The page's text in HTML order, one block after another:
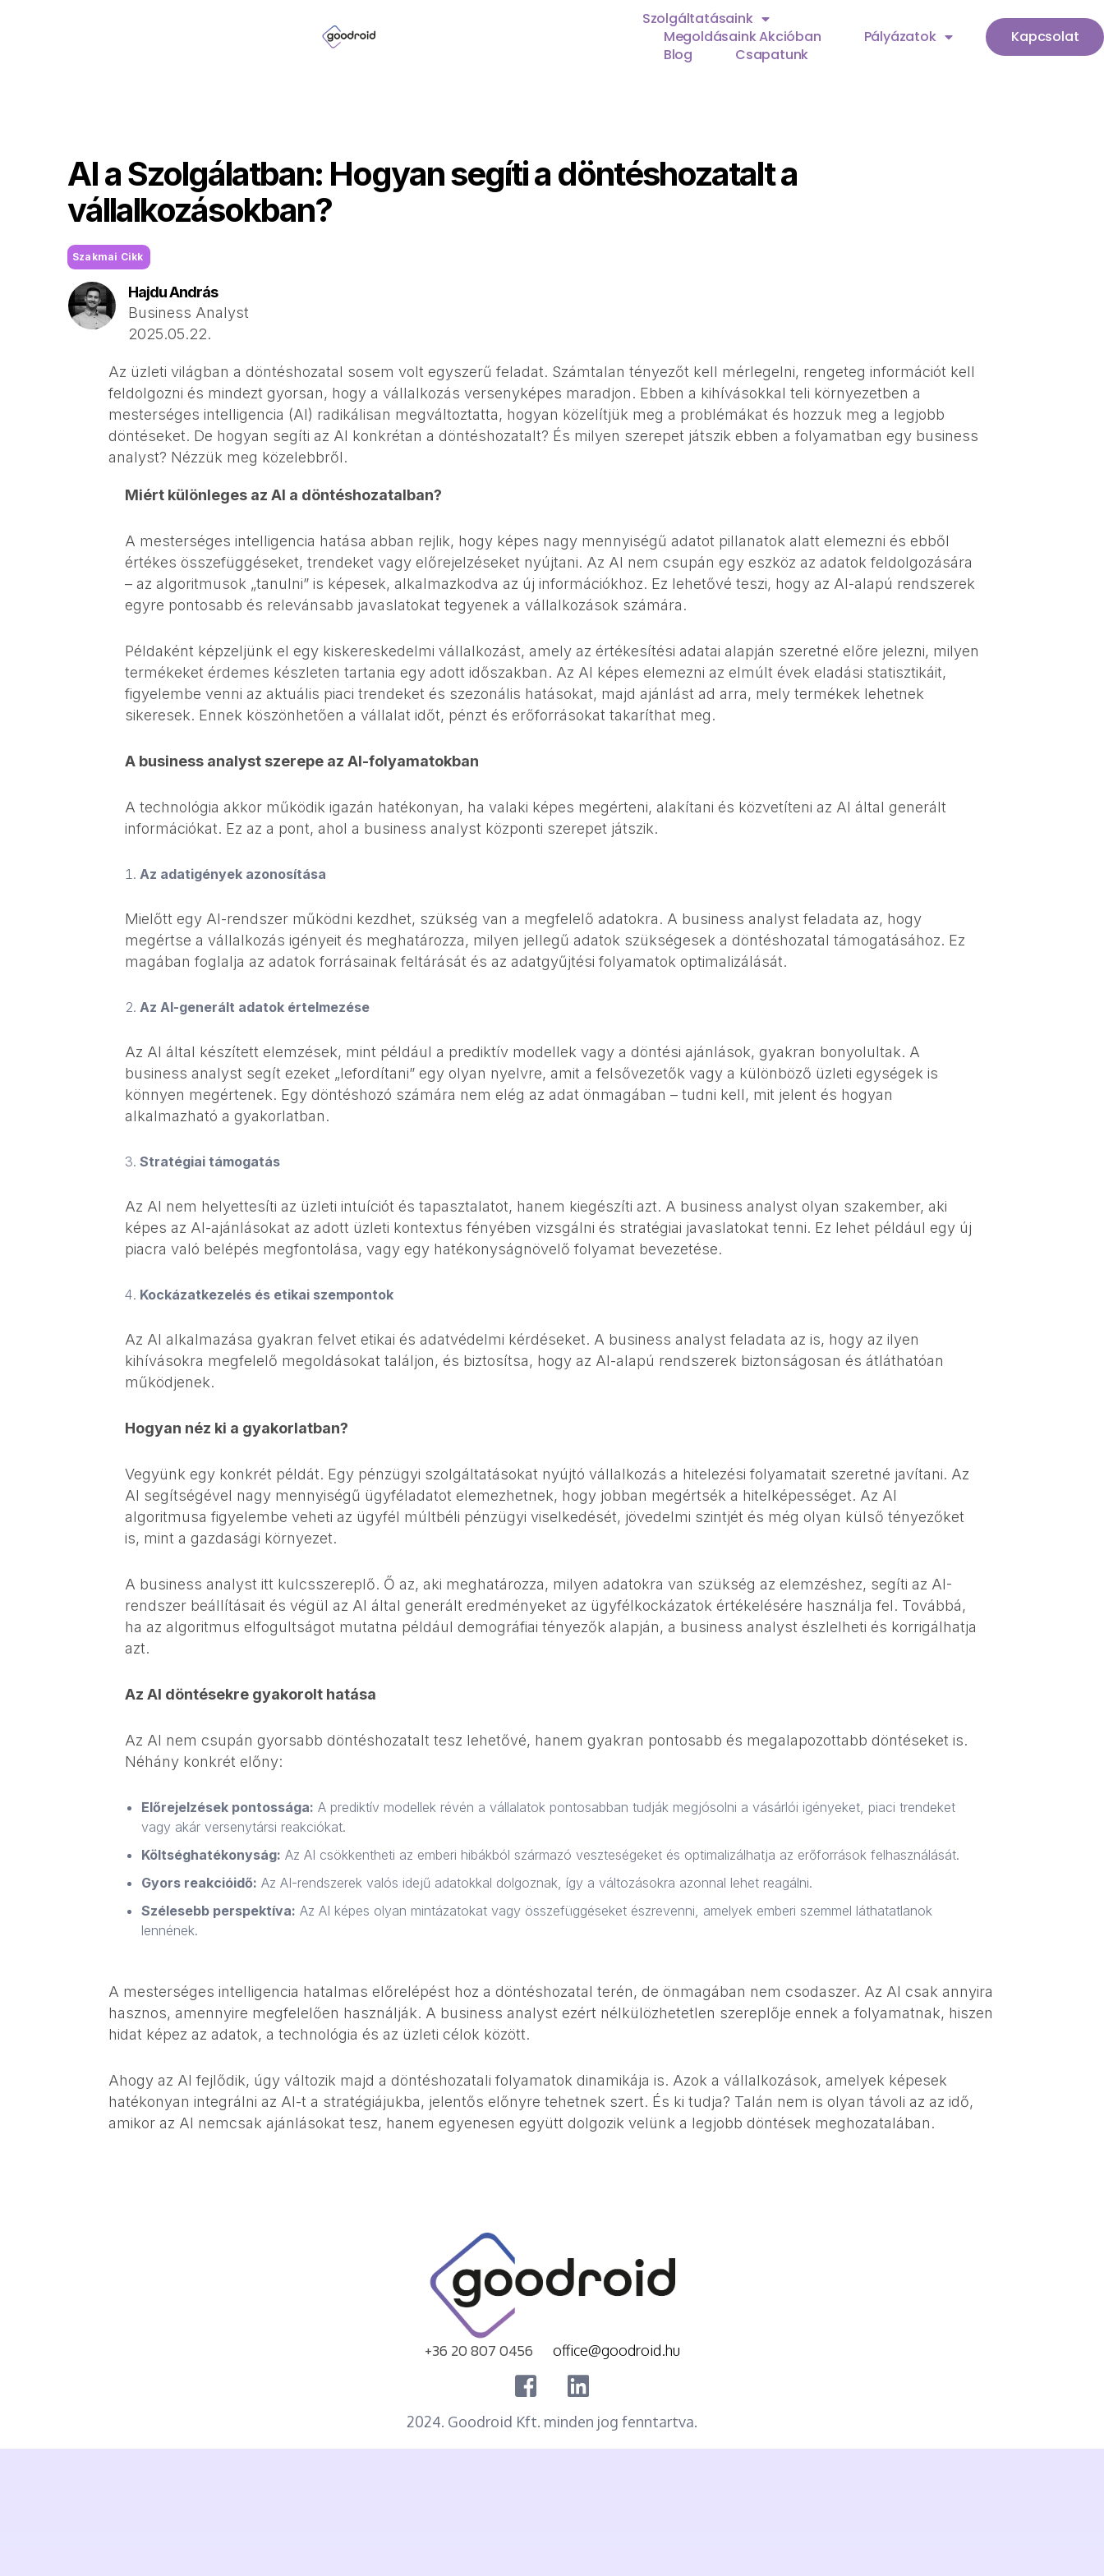
Szolgáltatásaink
Megoldásaink Akcióban
Pályázatok
Blog
Csapatunk
Kapcsolat
AI a Szolgálatban: Hogyan segíti a döntéshozatalt a
vállalkozásokban?
Szakmai Cikk
Hajdu András
Business Analyst
2025.05.22.
Az üzleti világban a döntéshozatal sosem volt egyszerű feladat. Számtalan tényezőt kell mérlegelni, rengeteg információt kell
feldolgozni és mindezt gyorsan, hogy a vállalkozás versenyképes maradjon. Ebben a kihívásokkal teli környezetben a
mesterséges intelligencia (AI) radikálisan megváltoztatta, hogyan közelítjük meg a problémákat és hozzuk meg a legjobb
döntéseket. De hogyan segíti az AI konkrétan a döntéshozatalt? És milyen szerepet játszik ebben a folyamatban egy business
analyst? Nézzük meg közelebbről.
Miért különleges az AI a döntéshozatalban?
A mesterséges intelligencia hatása abban rejlik, hogy képes nagy mennyiségű adatot pillanatok alatt elemezni és ebből
értékes összefüggéseket, trendeket vagy előrejelzéseket nyújtani. Az AI nem csupán egy eszköz az adatok feldolgozására
– az algoritmusok „tanulni” is képesek, alkalmazkodva az új információkhoz. Ez lehetővé teszi, hogy az AI-alapú rendszerek
egyre pontosabb és relevánsabb javaslatokat tegyenek a vállalkozások számára.
Példaként képzeljünk el egy kiskereskedelmi vállalkozást, amely az értékesítési adatai alapján szeretné előre jelezni, milyen
termékeket érdemes készleten tartania egy adott időszakban. Az AI képes elemezni az elmúlt évek eladási statisztikáit,
figyelembe venni az aktuális piaci trendeket és szezonális hatásokat, majd ajánlást ad arra, mely termékek lehetnek
sikeresek. Ennek köszönhetően a vállalat időt, pénzt és erőforrásokat takaríthat meg.
A business analyst szerepe az AI-folyamatokban
A technológia akkor működik igazán hatékonyan, ha valaki képes megérteni, alakítani és közvetíteni az AI által generált
információkat. Ez az a pont, ahol a business analyst központi szerepet játszik.
Az adatigények azonosítása
Mielőtt egy AI-rendszer működni kezdhet, szükség van a megfelelő adatokra. A business analyst feladata az, hogy
megértse a vállalkozás igényeit és meghatározza, milyen jellegű adatok szükségesek a döntéshozatal támogatásához. Ez
magában foglalja az adatok forrásainak feltárását és az adatgyűjtési folyamatok optimalizálását.
Az AI-generált adatok értelmezése
Az AI által készített elemzések, mint például a prediktív modellek vagy a döntési ajánlások, gyakran bonyolultak. A
business analyst segít ezeket „lefordítani” egy olyan nyelvre, amit a felsővezetők vagy a különböző üzleti egységek is
könnyen megértenek. Egy döntéshozó számára nem elég az adat önmagában – tudni kell, mit jelent és hogyan
alkalmazható a gyakorlatban.
Stratégiai támogatás
Az AI nem helyettesíti az üzleti intuíciót és tapasztalatot, hanem kiegészíti azt. A business analyst olyan szakember, aki
képes az AI-ajánlásokat az adott üzleti kontextus fényében vizsgálni és stratégiai javaslatokat tenni. Ez lehet például egy új
piacra való belépés megfontolása, vagy egy hatékonyságnövelő folyamat bevezetése.
Kockázatkezelés és etikai szempontok
Az AI alkalmazása gyakran felvet etikai és adatvédelmi kérdéseket. A business analyst feladata az is, hogy az ilyen
kihívásokra megfelelő megoldásokat találjon, és biztosítsa, hogy az AI-alapú rendszerek biztonságosan és átláthatóan
működjenek.
Hogyan néz ki a gyakorlatban?
Vegyünk egy konkrét példát. Egy pénzügyi szolgáltatásokat nyújtó vállalkozás a hitelezési folyamatait szeretné javítani. Az
AI segítségével nagy mennyiségű ügyféladatot elemezhetnek, hogy jobban megértsék a hitelképességet. Az AI
algoritmusa figyelembe veheti az ügyfél múltbéli pénzügyi viselkedését, jövedelmi szintjét és még olyan külső tényezőket
is, mint a gazdasági környezet.
A business analyst itt kulcsszereplő. Ő az, aki meghatározza, milyen adatokra van szükség az elemzéshez, segíti az AI-
rendszer beállításait és végül az AI által generált eredményeket az ügyfélkockázatok értékelésére használja fel. Továbbá,
ha az algoritmus elfogultságot mutatna például demográfiai tényezők alapján, a business analyst észlelheti és korrigálhatja
azt.
Az AI döntésekre gyakorolt hatása
Az AI nem csupán gyorsabb döntéshozatalt tesz lehetővé, hanem gyakran pontosabb és megalapozottabb döntéseket is.
Néhány konkrét előny:
Előrejelzések pontossága: A prediktív modellek révén a vállalatok pontosabban tudják megjósolni a vásárlói igényeket, piaci trendeket
vagy akár versenytársi reakciókat.
Költséghatékonyság: Az AI csökkentheti az emberi hibákból származó veszteségeket és optimalizálhatja az erőforrások felhasználását.
Gyors reakcióidő: Az AI-rendszerek valós idejű adatokkal dolgoznak, így a változásokra azonnal lehet reagálni.
Szélesebb perspektíva: Az AI képes olyan mintázatokat vagy összefüggéseket észrevenni, amelyek emberi szemmel láthatatlanok
lennének.
A mesterséges intelligencia hatalmas előrelépést hoz a döntéshozatal terén, de önmagában nem csodaszer. Az AI csak annyira
hasznos, amennyire megfelelően használják. A business analyst ezért nélkülözhetetlen szereplője ennek a folyamatnak, hiszen
hidat képez az adatok, a technológia és az üzleti célok között.
Ahogy az AI fejlődik, úgy változik majd a döntéshozatali folyamatok dinamikája is. Azok a vállalkozások, amelyek képesek
hatékonyan integrálni az AI-t a stratégiájukba, jelentős előnyre tehetnek szert. És ki tudja? Talán nem is olyan távoli az az idő,
amikor az AI nemcsak ajánlásokat tesz, hanem egyenesen együtt dolgozik velünk a legjobb döntések meghozatalában.
+36 20 807 0456 office@goodroid.hu
2024. Goodroid Kft. minden jog fenntartva.